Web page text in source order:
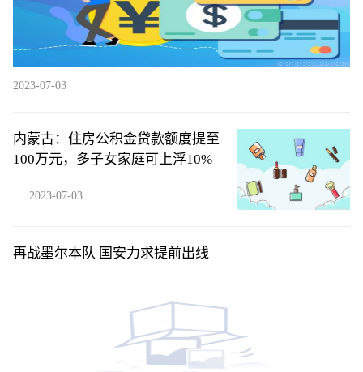
2023-07-03
内蒙古：住房公积金贷款额度提至
100万元，多子女家庭可上浮10%
2023-07-03
再战墨尔本队 国安力求提前出线